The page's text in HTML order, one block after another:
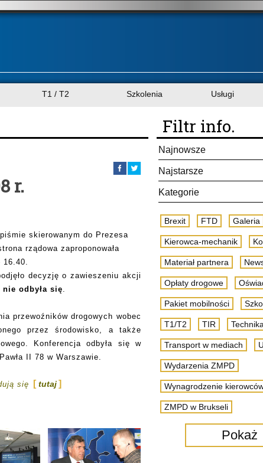
T1 / T2 Szkolenia Usługi
r.
skierowanym do Prezesa
rządowa zaproponowała
16.40.
decyzję o zawieszeniu akcji
odbyła się.
przewoźników drogowych wobec
przez środowisko, a także
Konferencja odbyła się w
II 78 w Warszawie.
się tutaj
Filtr info.
Najnowsze
Najstarsze
Kategorie
Brexit FTD Galeria
Kierowca-mechanik
Materiał partnera
Opłaty drogowe
Pakiet mobilności
T1/T2 TIR Technika
Transport w mediach
Wydarzenia ZMPD
Wynagrodzenie
ZMPD w Brukseli
Pokaż